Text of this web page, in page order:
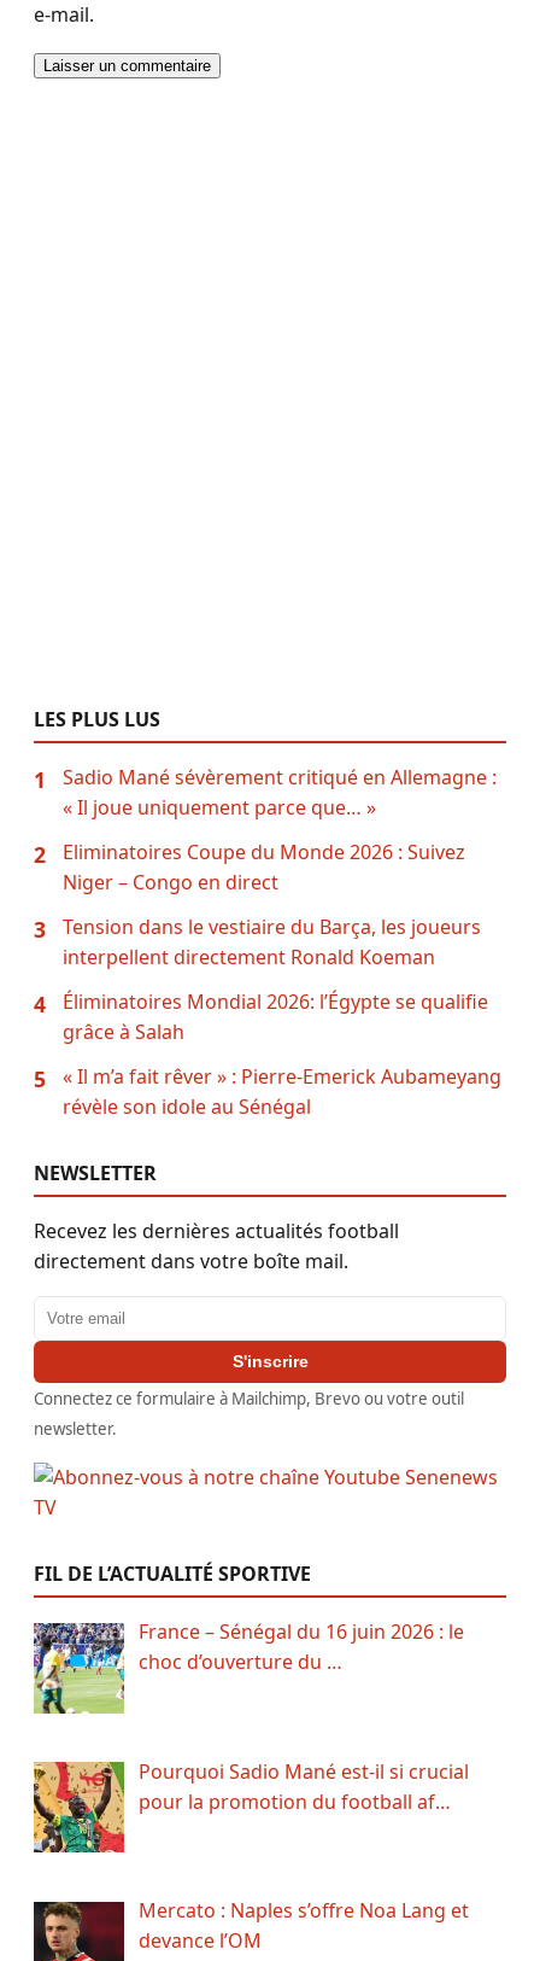
e-mail.
LES PLUS LUS
1
Sadio Mané sévèrement critiqué en Allemagne :
« Il joue uniquement parce que… »
2
Eliminatoires Coupe du Monde 2026 : Suivez
Niger – Congo en direct
3
Tension dans le vestiaire du Barça, les joueurs
interpellent directement Ronald Koeman
4
Éliminatoires Mondial 2026: l’Égypte se qualifie
grâce à Salah
5
« Il m’a fait rêver » : Pierre-Emerick Aubameyang
révèle son idole au Sénégal
NEWSLETTER
Recevez les dernières actualités football
directement dans votre boîte mail.
Adresse email
S'inscrire
Connectez ce formulaire à Mailchimp, Brevo ou votre outil
newsletter.
FIL DE L’ACTUALITÉ SPORTIVE
France – Sénégal du 16 juin 2026 : le
choc d’ouverture du …
Pourquoi Sadio Mané est-il si crucial
pour la promotion du football af…
Mercato : Naples s’offre Noa Lang et
devance l’OM